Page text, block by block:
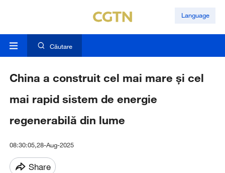
Language
Căutare
China a construit cel mai mare și cel
mai rapid sistem de energie
regenerabilă din lume
08:30:05,28-Aug-2025
Share